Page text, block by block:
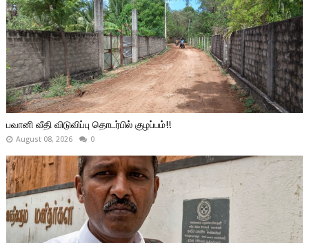
பவானி வீதி விடுவிப்பு தொடர்பில் குழப்பம்!!
August 08, 2026 0